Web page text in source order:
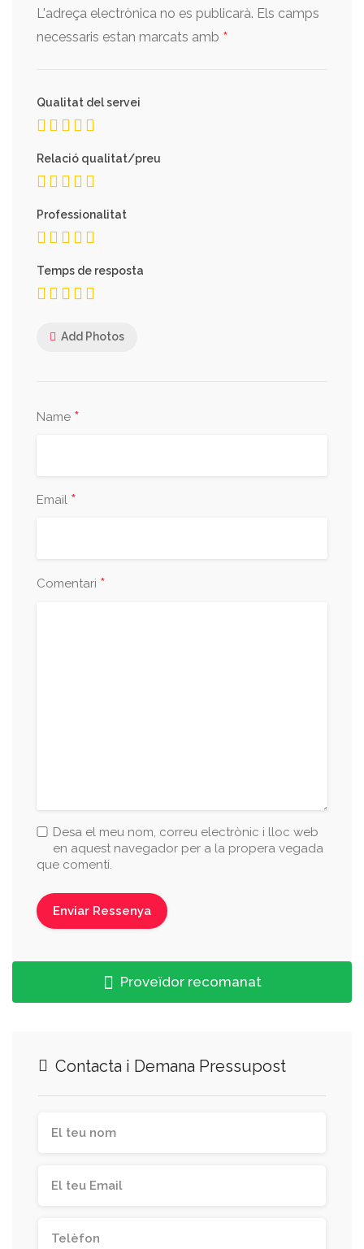
L'adreça electrònica no es publicarà. Els camps
necessaris estan marcats amb *
Qualitat del servei
Relació qualitat/preu
Professionalitat
Temps de resposta
Add Photos
Name *
Email *
Comentari *
Desa el meu nom, correu electrònic i lloc web
en aquest navegador per a la propera vegada
que comenti.
Proveïdor recomanat
Contacta i Demana Pressupost